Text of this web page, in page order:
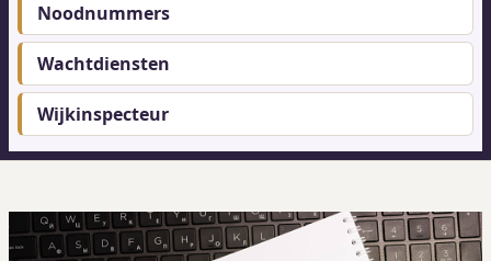
Noodnummers
Wachtdiensten
Wijkinspecteur